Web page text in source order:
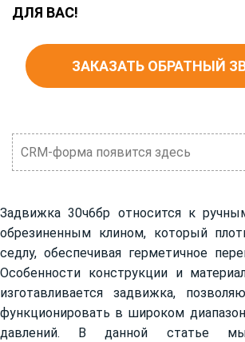
CRM-форма появится здесь
ДЛЯ ВАС!
ЗАКАЗАТЬ ОБРАТНЫЙ
Задвижка 30ч6бр относится к
обрезиненным клином, который
седлу, обеспечивая герметичное
Особенности конструкции и
изготавливается задвижка,
функционировать в широком
давлений. В данной статье